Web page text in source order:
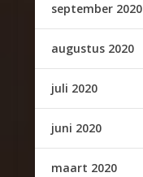
september 2020
augustus 2020
juli 2020
juni 2020
maart 2020